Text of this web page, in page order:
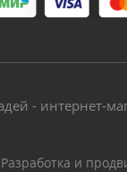
- интернет-
Разработка и